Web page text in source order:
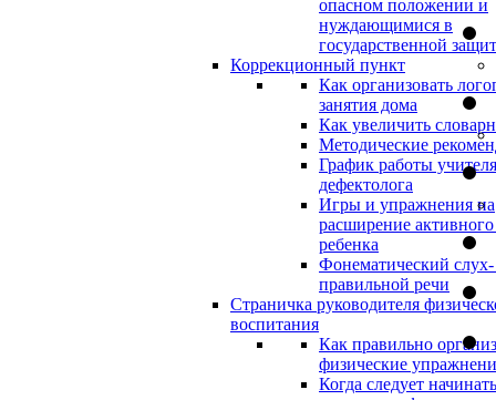
опасном положении и
нуждающимися в
государственной
Коррекционный пункт
Как организовать
занятия дома
Как увеличить
Методические
График работы
дефектолога
Игры и упражнения на
расширение активного
ребенка
Фонематический слух-
правильной речи
Страничка руководителя
воспитания
Как правильно
физические
Когда следует начинать